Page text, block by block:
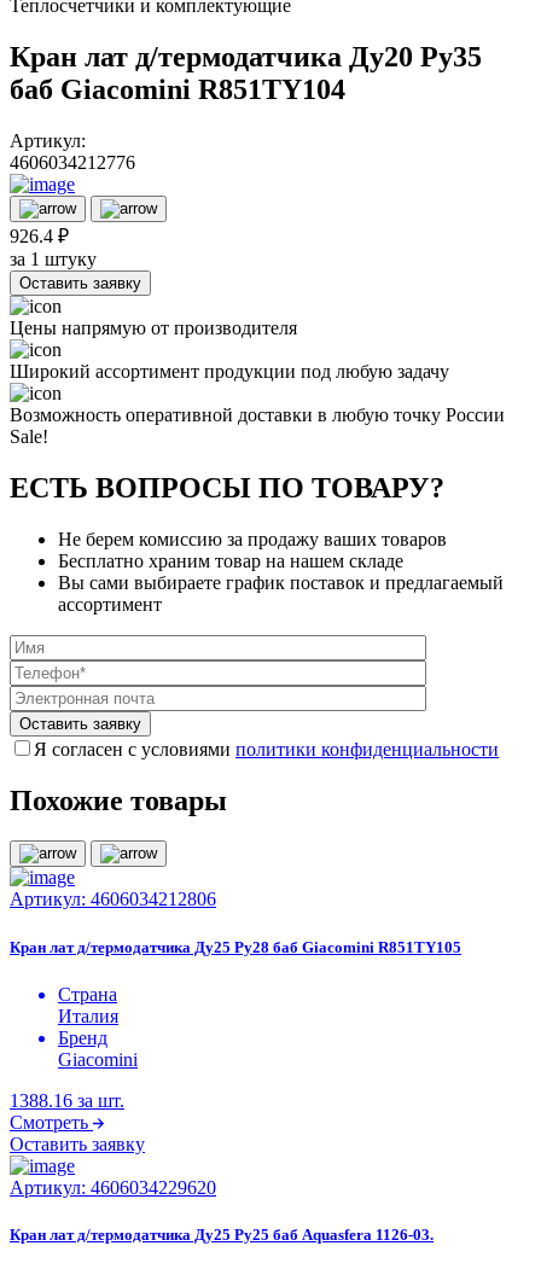
Теплосчетчики и комплектующие
Кран лат д/термодатчика Ду20 Ру35
баб Giacomini R851TY104
Артикул:
4606034212776
926.4 ₽
за 1 штуку
Оставить заявку
Цены напрямую от производителя
Широкий ассортимент продукции под любую задачу
Возможность оперативной доставки в любую точку России
Sale!
ЕСТЬ ВОПРОСЫ ПО ТОВАРУ?
Не берем комиссию за продажу ваших товаров
Бесплатно храним товар на нашем складе
Вы сами выбираете график поставок и предлагаемый
ассортимент
Я согласен с условиями политики конфиденциальности
Похожие товары
Артикул: 4606034212806
Кран лат д/термодатчика Ду25 Ру28 баб Giacomini R851TY105
Страна
Италия
Бренд
Giacomini
1388.16 за шт.
Смотреть
Оставить заявку
Артикул: 4606034229620
Кран лат д/термодатчика Ду25 Ру25 баб Aquasfera 1126-03.